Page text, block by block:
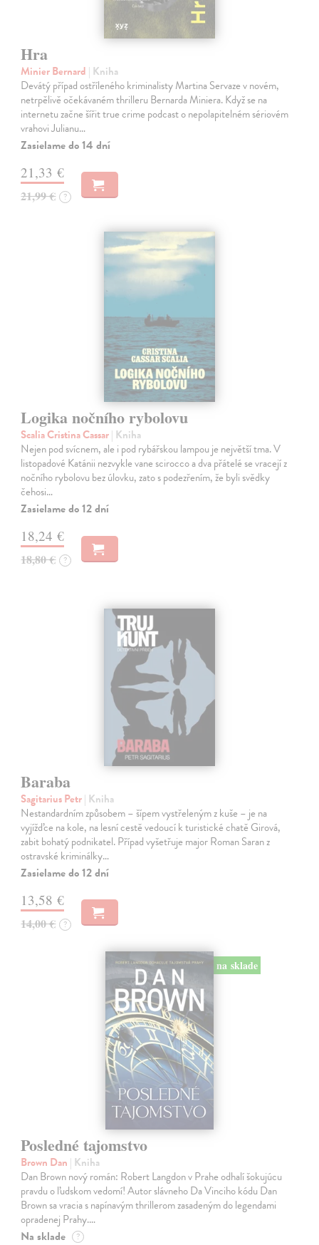
Hra
Minier Bernard | Kniha
Devátý případ ostříleného kriminalisty Martina Servaze v novém,
netrpělivě očekávaném thrilleru Bernarda Miniera. Když se na
internetu začne šířit true crime podcast o nepolapitelném sériovém
vrahovi Julianu…
Zasielame do 14 dní
21,33 €
21,99 € ?
Logika nočního rybolovu
Scalia Cristina Cassar| Kniha
Nejen pod svícnem, ale i pod rybářskou lampou je největší tma. V
listopadové Katánii nezvykle vane scirocco a dva přátelé se vracejí z
nočního rybolovu bez úlovku, zato s podezřením, že byli svědky
čehosi…
Zasielame do 12 dní
18,24 €
18,80 € ?
Baraba
Sagitarius Petr| Kniha
Nestandardním způsobem – šípem vystřeleným z kuše – je na
vyjížďce na kole, na lesní cestě vedoucí k turistické chatě Girová,
zabit bohatý podnikatel. Případ vyšetřuje major Roman Saran z
ostravské kriminálky…
Zasielame do 12 dní
13,58 €
14,00 € ?
na sklade
Posledné tajomstvo
Brown Dan | Kniha
Dan Brown nový román: Robert Langdon v Prahe odhalí šokujúcu
pravdu o ľudskom vedomí! Autor slávneho Da Vinciho kódu Dan
Brown sa vracia s napínavým thrillerom zasadeným do legendami
opradenej Prahy.…
Na sklade ?